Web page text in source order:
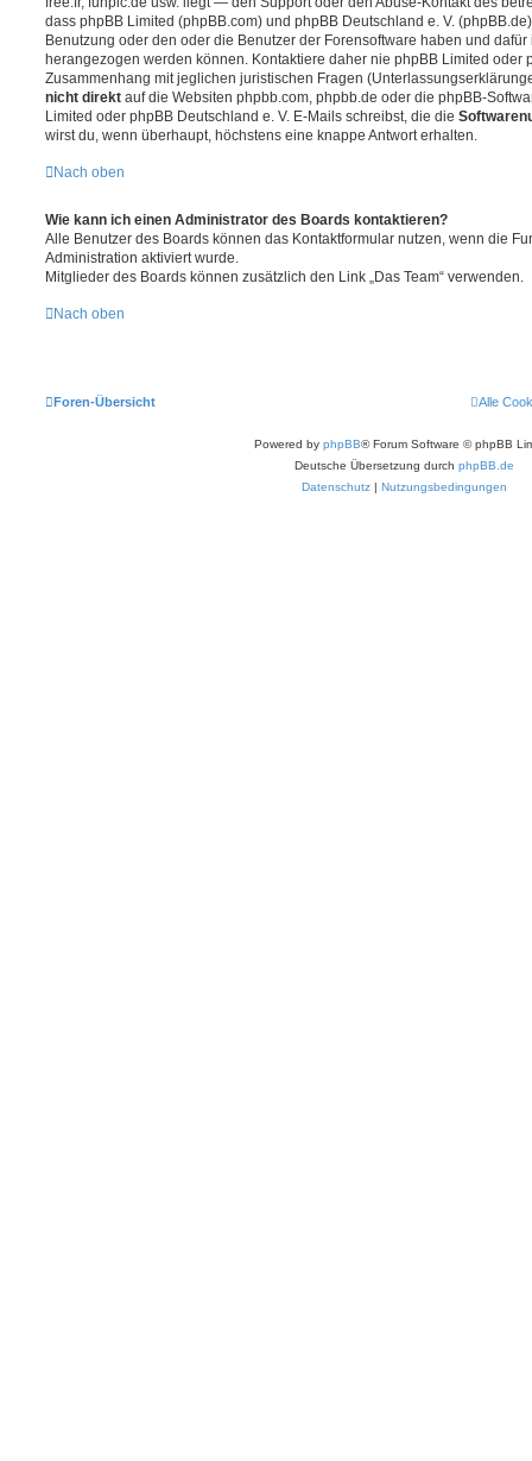
dass phpBB Limited (phpBB.com) und phpBB Deutschland e. V.
Benutzung oder den oder die Benutzer der Forensoftware haben und
herangezogen werden können. Kontaktiere daher nie phpBB Limited oder
Zusammenhang mit jeglichen juristischen Fragen
nicht direkt auf die Websiten phpbb.com, phpbb.de oder die phpBB-
Limited oder phpBB Deutschland e. V. E-Mails schreibst, die die
wirst du, wenn überhaupt, höchstens eine knappe Antwort erhalten.
Nach oben
Wie kann ich einen Administrator des Boards kontaktieren?
Alle Benutzer des Boards können das Kontaktformular nutzen, wenn die
Administration aktiviert wurde.
Mitglieder des Boards können zusätzlich den Link „Das Team“ verwenden.
Nach oben
Foren-Übersicht Alle
Powered by phpBB® Forum Software © phpBB
Deutsche Übersetzung durch phpBB.de
Datenschutz | Nutzungsbedingungen